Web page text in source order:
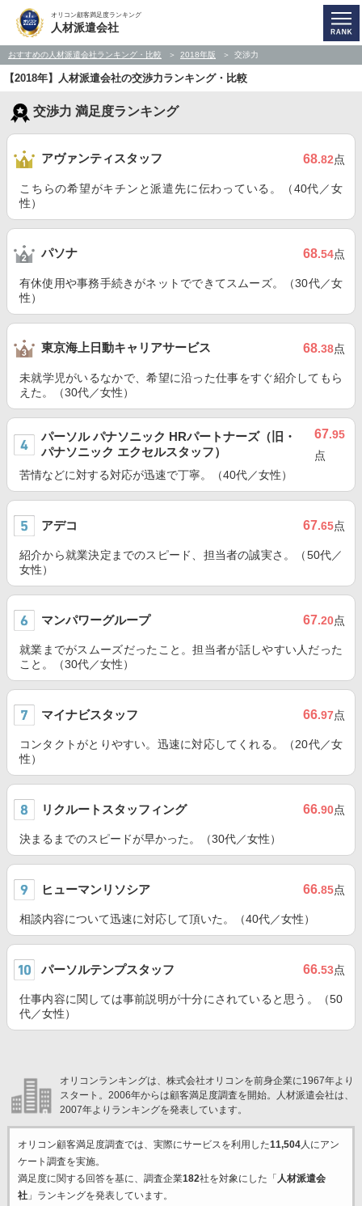
オリコン顧客満足度ランキング
人材派遣会社
おすすめの人材派遣会社ランキング・比較 2018年版 交渉力
【2018年】人材派遣会社の交渉力ランキング・比較
交渉力 満足度ランキング
アヴァンティスタッフ 68.82点
こちらの希望がキチンと派遣先に伝わっている。（40代／女
性）
パソナ 68.54点
有休使用や事務手続きがネットでできてスムーズ。（30代／女
性）
東京海上日動キャリアサービス 68.38点
未就学児がいるなかで、希望に沿った仕事をすぐ紹介してもら
えた。（30代／女性）
パーソル パナソニック HRパートナーズ（旧・
パナソニック エクセルスタッフ）
67.95
点
苦情などに対する対応が迅速で丁寧。（40代／女性）
アデコ 67.65点
紹介から就業決定までのスピード、担当者の誠実さ。（50代／
女性）
マンパワーグループ 67.20点
就業までがスムーズだったこと。担当者が話しやすい人だった
こと。（30代／女性）
マイナビスタッフ 66.97点
コンタクトがとりやすい。迅速に対応してくれる。（20代／女
性）
リクルートスタッフィング 66.90点
決まるまでのスピードが早かった。（30代／女性）
ヒューマンリソシア 66.85点
相談内容について迅速に対応して頂いた。（40代／女性）
パーソルテンプスタッフ 66.53点
仕事内容に関しては事前説明が十分にされていると思う。（50
代／女性）
オリコンランキングは、株式会社オリコンを前身企業に1967年より
スタート。2006年からは顧客満足度調査を開始。人材派遣会社は、
2007年よりランキングを発表しています。
オリコン顧客満足度調査では、実際にサービスを利用した11,504人にアン
ケート調査を実施。
満足度に関する回答を基に、調査企業182社を対象にした「 人材派遣会
社」ランキングを発表しています。